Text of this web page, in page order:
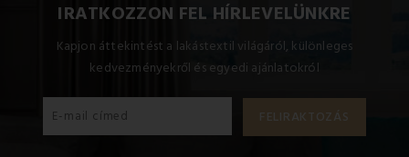
IRATKOZZON FEL HÍRLEVELÜNKRE
Kapjon áttekintést a lakástextil világáról, különleges
kedvezményekről és egyedi ajánlatokról